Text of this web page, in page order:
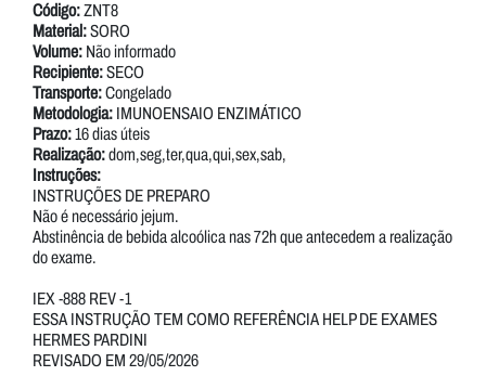
Código:ZNT8
Material:SORO
Volume: Não informado
Recipiente:SECO
Transporte:Congelado
Metodologia: IMUNOENSAIO ENZIMÁTICO
Prazo:16 dias úteis
Realização:dom,seg,ter,qua,qui,sex,sab,
Instruções:
INSTRUÇÕES DE PREPARO
Não é necessário jejum.
Abstinência de bebida alcoólica nas 72h que antecedem a realização
do exame.
IEX -888 REV -1
ESSA INSTRUÇÃO TEM COMO REFERÊNCIA HELP DE EXAMES
HERMES PARDINI
REVISADO EM 29/05/2026